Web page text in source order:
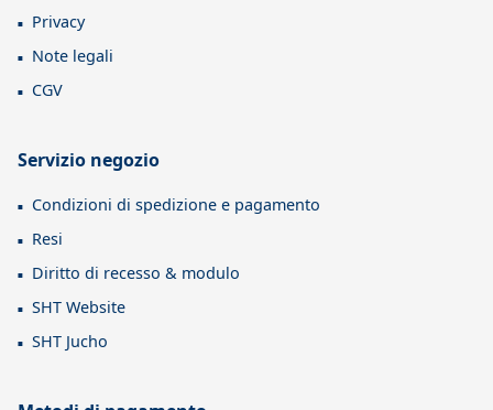
Privacy
Note legali
CGV
Servizio negozio
Condizioni di spedizione e pagamento
Resi
Diritto di recesso & modulo
SHT Website
SHT Jucho